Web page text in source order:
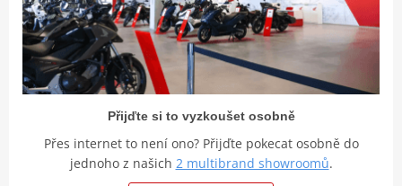
Přijďte si to vyzkoušet osobně
Přes internet to není ono? Přijďte pokecat osobně do
jednoho z našich 2 multibrand showroomů.